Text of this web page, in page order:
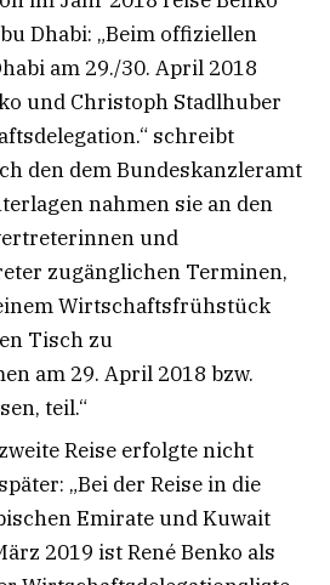
Dhabi: „Beim offiziellen
am 29./30. April 2018
und Christoph Stadlhuber
schreibt
den dem Bundeskanzleramt
nahmen sie an den
und
zugänglichen Terminen,
Wirtschaftsfrühstück
Tisch zu
am 29. April 2018 bzw.
teil.“
Reise erfolgte nicht
„Bei der Reise in die
Emirate und Kuwait
2019 ist René Benko als